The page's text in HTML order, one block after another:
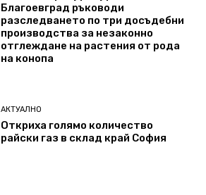
Благоевград ръководи
разследването по три досъдебни
производства за незаконно
отглеждане на растения от рода
на конопа
АКТУАЛНО
Откриха голямо количество
райски газ в склад край София